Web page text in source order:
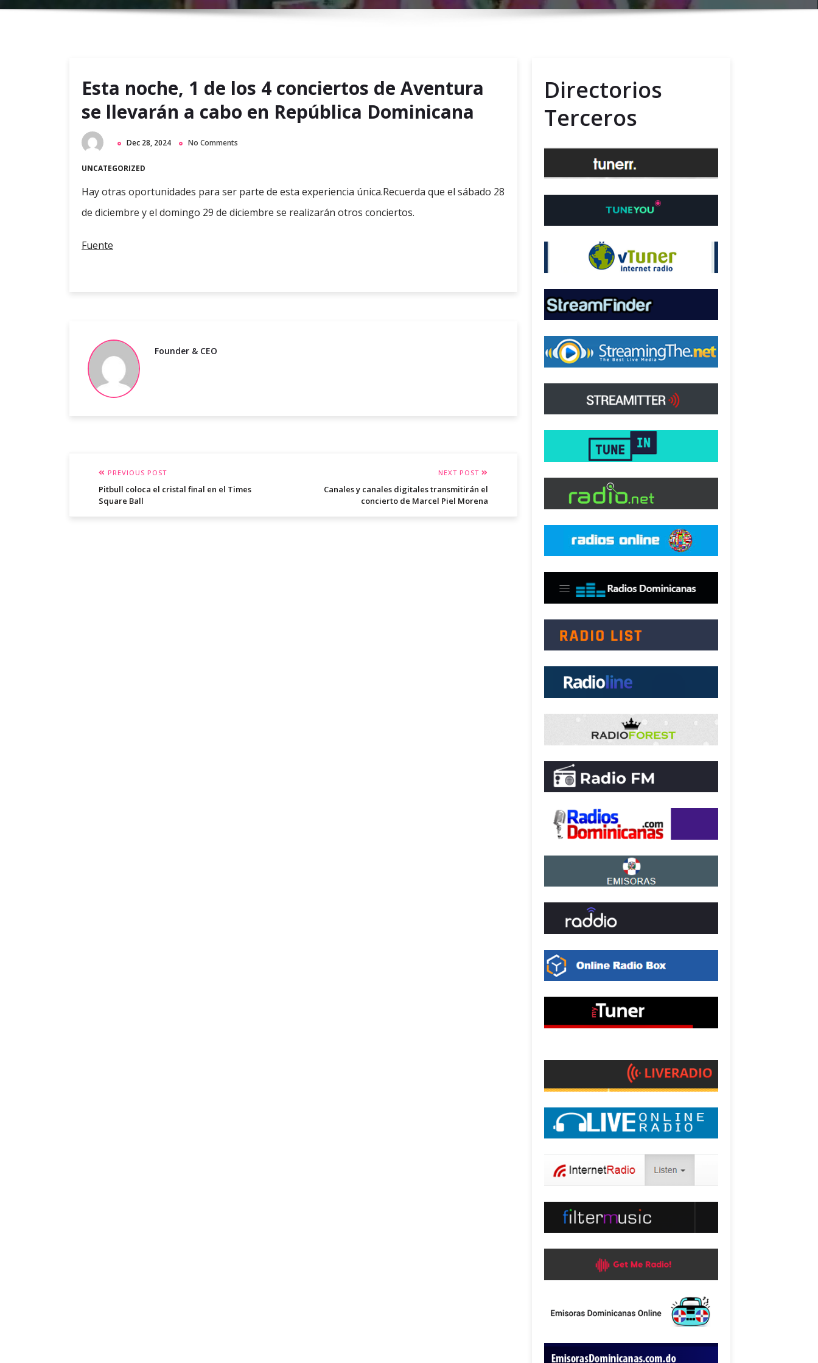
r
n
u
Esta noche, 1 de los 4 conciertos de Aventura
se llevarán a cabo en República Dominicana
Dec 28, 2024 No Comments
UNCATEGORIZED
Hay otras oportunidades para ser parte de esta experiencia única.Recuerda que el sábado 28
de diciembre y el domingo 29 de diciembre se realizarán otros conciertos.
Fuente
Founder & CEO
PREVIOUS POST
Pitbull coloca el cristal final en el Times
Square Ball
NEXT POST
Canales y canales digitales transmitirán el
concierto de Marcel Piel Morena
Directorios
Terceros